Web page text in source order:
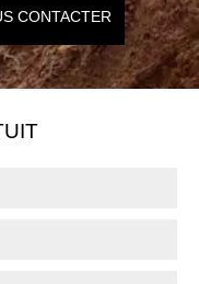
CONTACTER